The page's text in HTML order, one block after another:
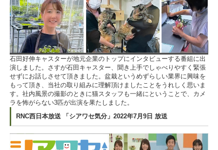
石田好伸キャスターが地元企業のトップにインタビューする番組に出
演しました。さすが石田キャスター、聞き上手でしゃべりやすく緊張
せずにお話しさせて頂きました。盆栽というめずらしい業界に興味を
もって頂き、当社の取り組みに理解頂けましたことをうれしく思いま
す。社内風景の撮影のときに猫スタッフも一緒にということで、カメ
ラを怖がらない3匹が出演を果たしました。
RNC西日本放送 「シアワセ気分」2022年7月9日 放送